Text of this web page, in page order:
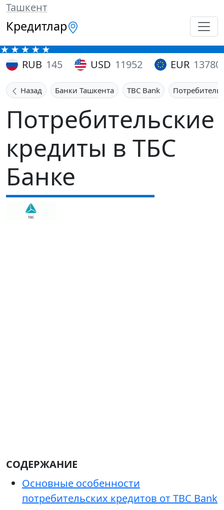
Ташкент
Кредитлар
RUB 145 USD 11952 EUR 13780
Назад Банки Ташкента TBC Bank
Потребительские
кредиты в ТБС
Банке
СОДЕРЖАНИЕ
Основные особенности
потребительских кредитов от TBC Bank